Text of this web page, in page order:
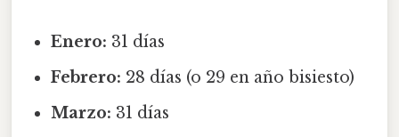
Enero: 31 días
Febrero: 28 días (o 29 en año bisiesto)
Marzo: 31 días